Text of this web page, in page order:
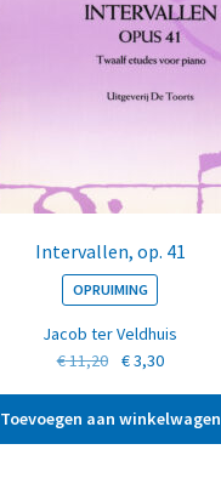
Intervallen, op. 41
OPRUIMING
Jacob ter Veldhuis
€11,20
Oorspronkelijke
was:
€ 11,20.
€3,30Huidige
is:
€ 3,30.
Toevoegen aan winkelwagen